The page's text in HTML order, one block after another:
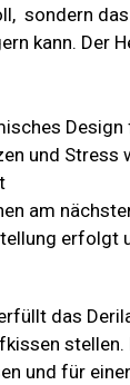
sondern
kann. Der
und Stress
am
erfolgt
das
und für